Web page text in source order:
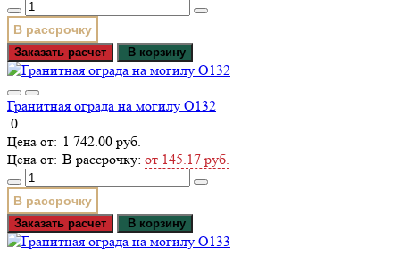
В рассрочку
Заказать расчет В корзину
Гранитная ограда на могилу О132
0
1 742.00 руб.
В рассрочку: от 145.17 руб.
В рассрочку
Заказать расчет В корзину